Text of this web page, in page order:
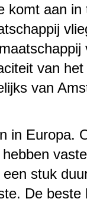
komt aan
van
van
in Europa.
stuk
De